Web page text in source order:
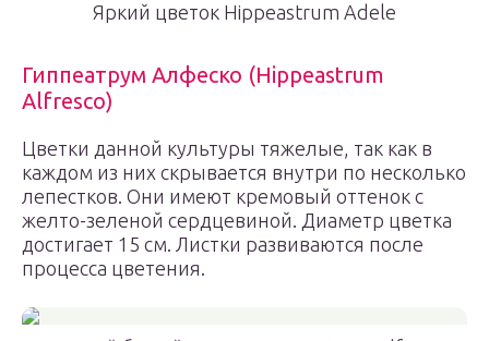
Яркий цветок Hippeastrum Adele
Гиппеатрум Алфеско (Hippeastrum
Alfresco)
Цветки данной культуры тяжелые, так как в
каждом из них скрывается внутри по несколько
лепестков. Они имеют кремовый оттенок с
желто-зеленой сердцевиной. Диаметр цветка
достигает 15 см. Листки развиваются после
процесса цветения.